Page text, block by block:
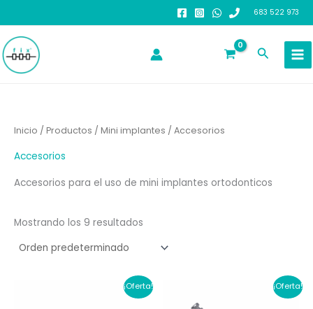
al
contenido
683 522 973
Buscar
Inicio / Productos / Mini implantes / Accesorios
Accesorios
Accesorios para el uso de mini implantes ortodonticos
Mostrando los 9 resultados
¡Oferta! ¡Oferta!